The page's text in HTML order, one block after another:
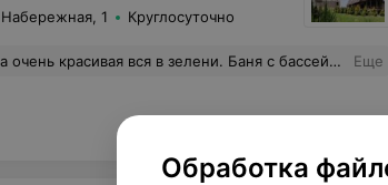
1 Круглосуточно
бассейном супер. Рядом возле города на природе. Однозначно рекомендую, вернёмся ещё. Еще
Обработка